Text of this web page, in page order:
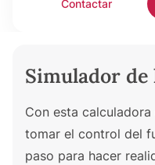
Contactar
Simulador de
Con esta
tomar el control del
paso para hacer